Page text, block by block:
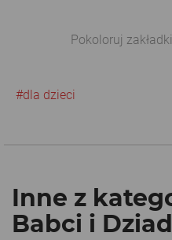
Pokoloruj
#dla dzieci
Inne z
Babci i